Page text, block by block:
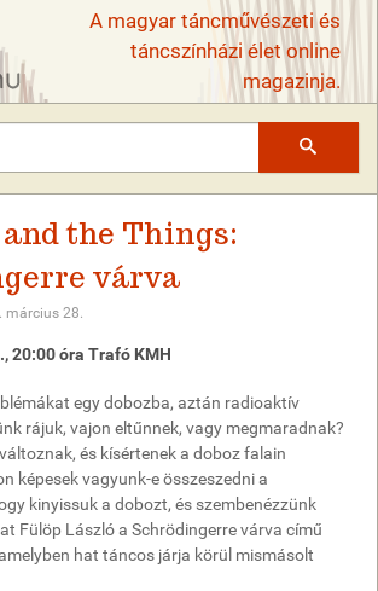
A magyar táncművészeti és
táncszínházi élet online
magazinja.
the Things:
várva
március 28.
20:00 óra Trafó KMH
egy dobozba, aztán radioaktív
rájuk, vajon eltűnnek, vagy megmaradnak?
és kísértenek a doboz falain
képesek vagyunk-e összeszedni a
kinyissuk a dobozt, és szembenézzünk
Fülöp László a Schrödingerre várva című
hat táncos járja körül mismásolt